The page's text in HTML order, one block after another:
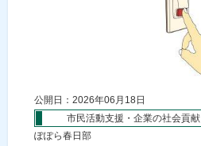
公開日：2026年06月18日
市民活動支援・企業の社会貢献
ぽぽら春日部